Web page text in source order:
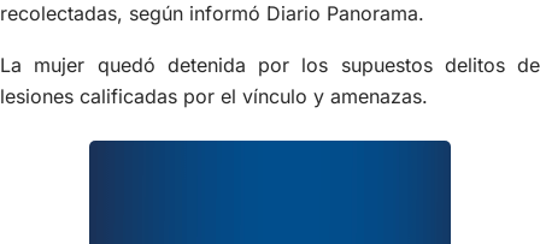
recolectadas, según informó Diario Panorama.
La mujer quedó detenida por los supuestos delitos de
lesiones calificadas por el vínculo y amenazas.